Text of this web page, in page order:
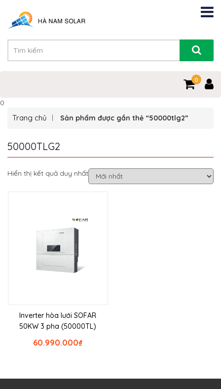
0
0
Trang chủ Sản phẩm được gắn thẻ “50000tlg2”
50000TLG2
Hiển thị kết quả duy nhất
Inverter hòa lưới SOFAR
50KW 3 pha (50000TL)
₫
60.990.000